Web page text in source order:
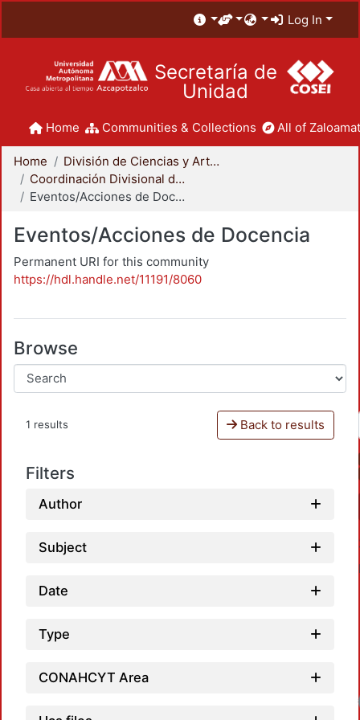
Log In
Secretaría de
Unidad
Home Communities & Collections All of
Home
División de Ciencias y Artes para el Diseño
Coordinación Divisional de Docencia
Eventos/Acciones de Docencia
Eventos/Acciones de Docencia
Permanent URI for this community
https://hdl.handle.net/11191/8060
Browse
1 results Back to results
Filters
Author
Subject
Date
Type
CONAHCYT Area